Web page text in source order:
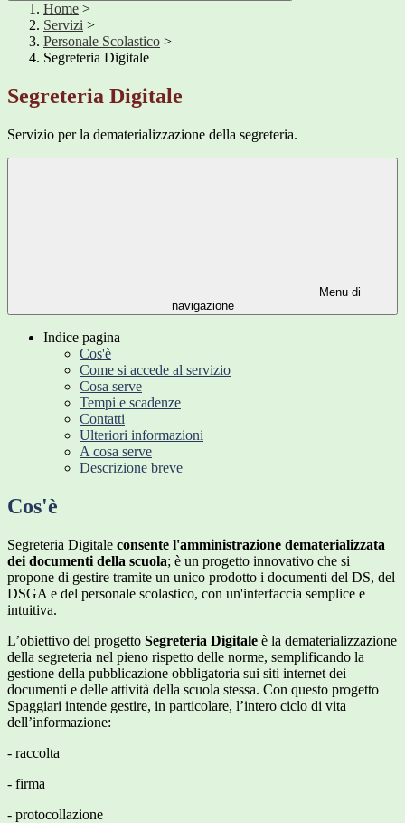
Home >
Servizi >
Personale Scolastico >
Segreteria Digitale
Segreteria Digitale
Servizio per la dematerializzazione della segreteria.
Menu di
navigazione
Indice pagina
Cos'è
Come si accede al servizio
Cosa serve
Tempi e scadenze
Contatti
Ulteriori informazioni
A cosa serve
Descrizione breve
Cos'è
Segreteria Digitale consente l'amministrazione dematerializzata
dei documenti della scuola; è un progetto innovativo che si
propone di gestire tramite un unico prodotto i documenti del DS, del
DSGA e del personale scolastico, con un'interfaccia semplice e
intuitiva.
L’obiettivo del progetto Segreteria Digitale è la dematerializzazione
della segreteria nel pieno rispetto delle norme, semplificando la
gestione della pubblicazione obbligatoria sui siti internet dei
documenti e delle attività della scuola stessa. Con questo progetto
Spaggiari intende gestire, in particolare, l’intero ciclo di vita
dell’informazione:
- raccolta
- firma
- protocollazione